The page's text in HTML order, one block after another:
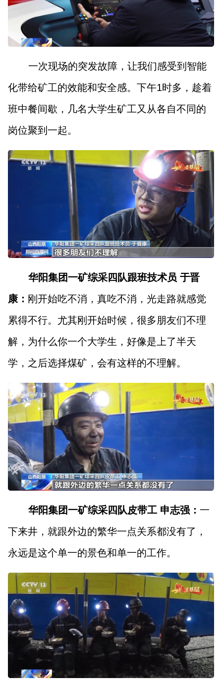
一次现场的突发故障，让我们感受到智能
化带给矿工的效能和安全感。下午1时多，趁着
班中餐间歇，几名大学生矿工又从各自不同的
岗位聚到一起。
华阳集团一矿综采四队跟班技术员 于晋
康： 刚开始吃不消，真吃不消，光走路就感觉
累得不行。尤其刚开始时候，很多朋友们不理
解，为什么你一个大学生，好像是上了半天
学，之后选择煤矿，会有这样的不理解。
华阳集团一矿综采四队皮带工 申志强： 一
下来井，就跟外边的繁华一点关系都没有了，
永远是这个单一的景色和单一的工作。